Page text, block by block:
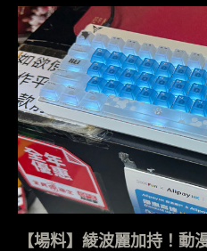
【場料】綾波麗加持！動